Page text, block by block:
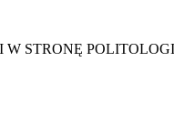
STRONĘ